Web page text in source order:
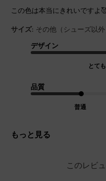
この色は本当にきれいですよ
サイズ: その他（シューズ以外
デザイン
とて
品質
普通
もっと見る
このレビ